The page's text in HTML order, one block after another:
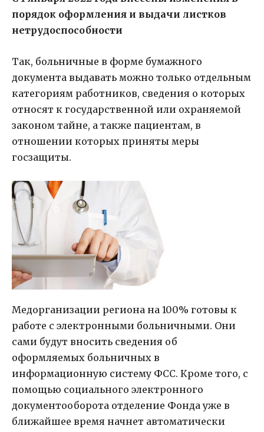
порядок оформления и выдачи листков
нетрудоспособности
Так, больничные в форме бумажного
документа выдавать можно только отдельным
категориям работников, сведения о которых
относят к государственной или охраняемой
законом тайне, а также пациентам, в
отношении которых приняты меры
госзащиты.
Медорганизации региона на 100% готовы к
работе с электронными больничными. Они
сами будут вносить сведения об
оформляемых больничных в
информационную систему ФСС. Кроме того, с
помощью социального электронного
документооборота отделение Фонда уже в
ближайшее время начнет автоматически